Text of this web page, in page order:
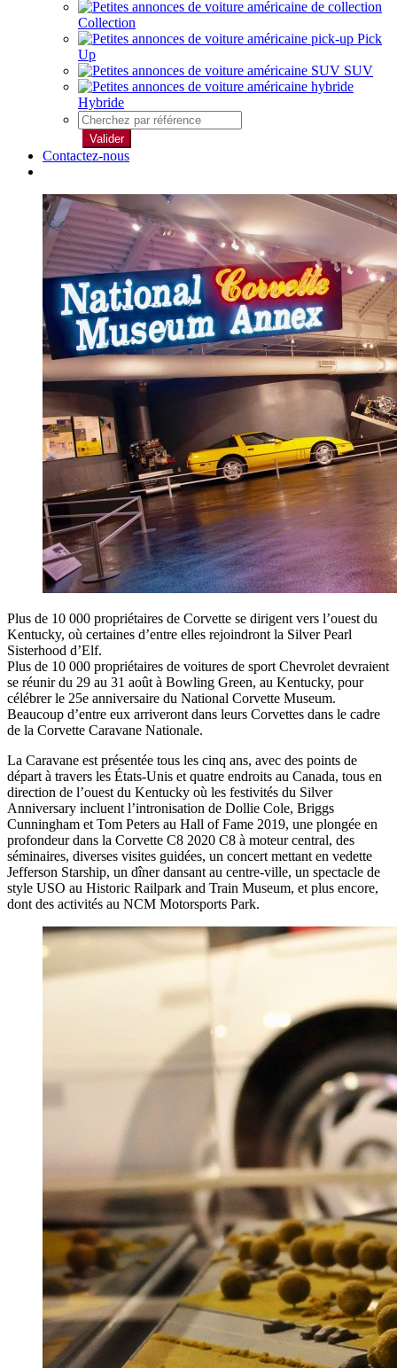
Collection
Pick
Up
SUV
Hybride
Valider
Contactez-nous
Plus de 10 000 propriétaires de Corvette se dirigent vers l’ouest du
Kentucky, où certaines d’entre elles rejoindront la Silver Pearl
Sisterhood d’Elf.
Plus de 10 000 propriétaires de voitures de sport Chevrolet devraient
se réunir du 29 au 31 août à Bowling Green, au Kentucky, pour
célébrer le 25e anniversaire du National Corvette Museum.
Beaucoup d’entre eux arriveront dans leurs Corvettes dans le cadre
de la Corvette Caravane Nationale.
La Caravane est présentée tous les cinq ans, avec des points de
départ à travers les États-Unis et quatre endroits au Canada, tous en
direction de l’ouest du Kentucky où les festivités du Silver
Anniversary incluent l’intronisation de Dollie Cole, Briggs
Cunningham et Tom Peters au Hall of Fame 2019, une plongée en
profondeur dans la Corvette C8 2020 C8 à moteur central, des
séminaires, diverses visites guidées, un concert mettant en vedette
Jefferson Starship, un dîner dansant au centre-ville, un spectacle de
style USO au Historic Railpark and Train Museum, et plus encore,
dont des activités au NCM Motorsports Park.